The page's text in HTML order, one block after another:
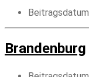
Beitragsdatum
Brandenburg